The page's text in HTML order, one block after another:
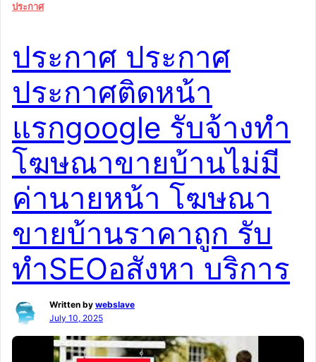
ประกาศ ประกาศ รับโปรโมทอสังหา รับโพสต์ขายบ้าน ที่ดิน
โพสต์ไม่ติด Google ใช่ไหม?เราช่วยคุณให้บ้าน “ขายได้
จริง” ด้วยบริการมืออาชีพ รับโปรโมทอสังหา รับโพสต์ขาย
บ้าน ติดหน้าแรก Google ใน 7 วันไม่ต้องเสียค่านายหน้า ไม่
ต้องโพสต์เองให้เหนื่อย!โพสต์ขายบ้าน | รับจ้างลงประกาศ |
รับโฆษณาบ้าน | บริการโพสต์บ้านติด Google | รับโปรโม
ทอสังหา | ไม่เสียค่านายหน้า | ติดหน้าแรก Google | […]
ประกาศ
ประกาศ ประกาศ
ประกาศติดหน้า
แรกgoogle รับจ้างทำ
โฆษณาขายบ้านไม่มี
ค่านายหน้า โฆษณา
ขายบ้านราคาถูก รับ
ทำSEOอสังหา บริการ
Written by webslave
July 10, 2025